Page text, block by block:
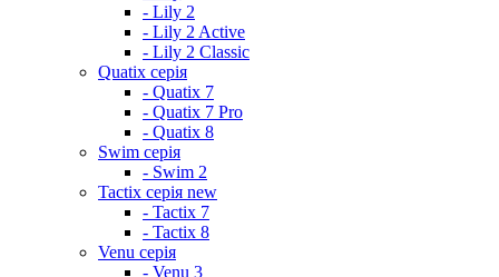
- Lily 2
- Lily 2 Active
- Lily 2 Classic
Quatix серія
- Quatix 7
- Quatix 7 Pro
- Quatix 8
Swim серія
- Swim 2
Tactix серія new
- Tactix 7
- Tactix 8
Venu серія
- Venu 3